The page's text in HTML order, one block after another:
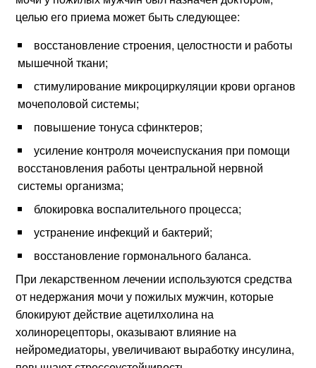
целью его приема может быть следующее:
восстановление строения, целостности и работы
мышечной ткани;
стимулирование микроциркуляции крови органов
мочеполовой системы;
повышение тонуса сфинктеров;
усиление контроля мочеиспускания при помощи
восстановления работы центральной нервной
системы организма;
блокировка воспалительного процесса;
устранение инфекций и бактерий;
восстановление гормонального баланса.
При лекарственном лечении используются средства
от недержания мочи у пожилых мужчин, которые
блокируют действие ацетилхолина на
холинорецепторы, оказывают влияние на
нейромедиаторы, увеличивают выработку инсулина,